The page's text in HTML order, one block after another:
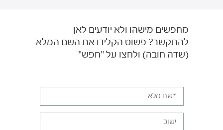
מחפשים מישהו ולא יודעים לאן
להתקשר? פשוט הקלידו את השם המלא
(שדה חובה) ולחצו על "חפש"